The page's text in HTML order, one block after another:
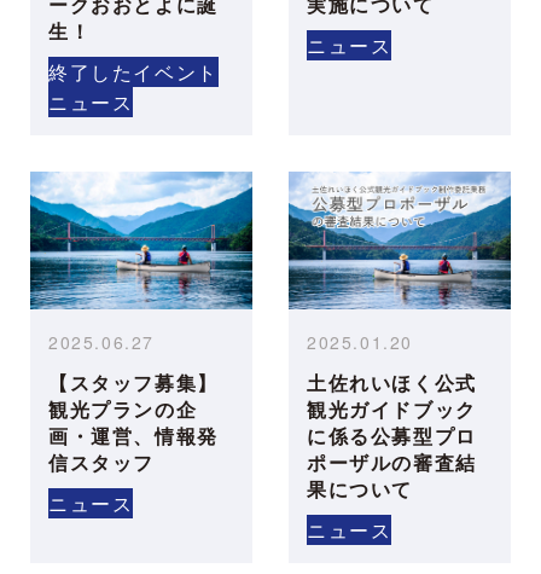
生！
終了したイベント
ニュース
ニュース
【スタッフ募集】
観光プランの企
画・運営、情報発
信スタッフ
2025.06.27
ニュース
土佐れいほく公式
観光ガイドブック
に係る公募型プロ
ポーザルの審査結
果について
2025.01.20
ニュース